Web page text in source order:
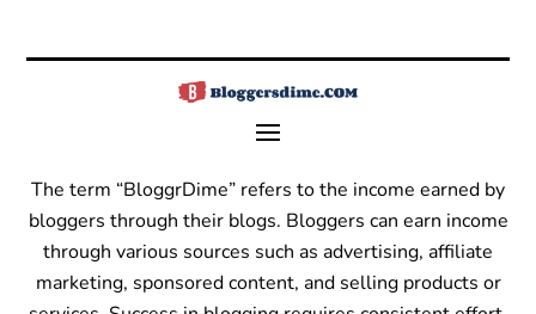
The term “BloggrDime” refers to the income earned by
bloggers through their blogs. Bloggers can earn income
through various sources such as advertising, affiliate
marketing, sponsored content, and selling products or